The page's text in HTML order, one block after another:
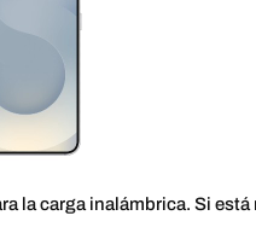
la carga inalámbrica. Si